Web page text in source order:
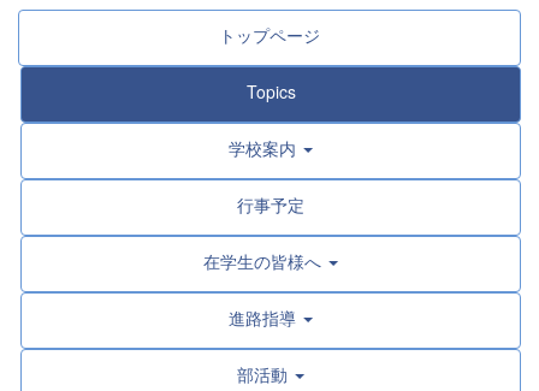
トップページ
Topics
学校案内
行事予定
在学生の皆様へ
進路指導
部活動